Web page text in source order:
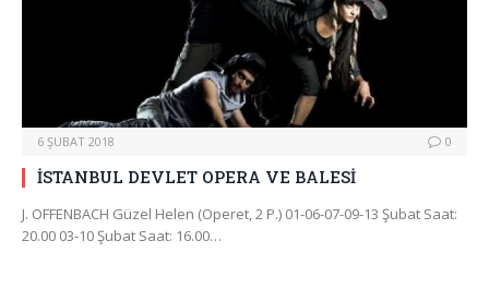
6 ŞUBAT 2018 0
İSTANBUL DEVLET OPERA VE BALESİ
J. OFFENBACH Güzel Helen (Operet, 2 P.) 01-06-07-09-13 Şubat Saat:
20.00 03-10 Şubat Saat: 16.00…